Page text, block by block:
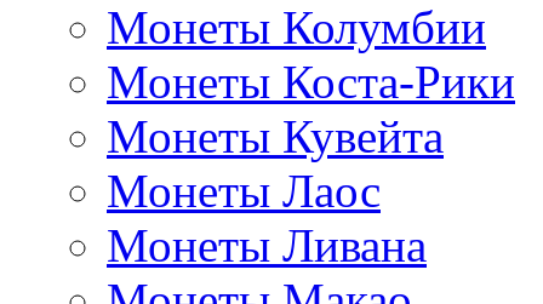
Монеты Колумбии
Монеты Коста-Рики
Монеты Кувейта
Монеты Лаос
Монеты Ливана